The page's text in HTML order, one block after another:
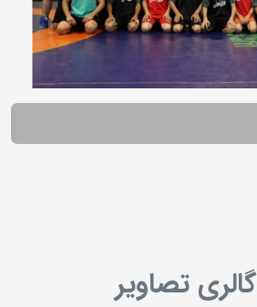
گالری تصاویر